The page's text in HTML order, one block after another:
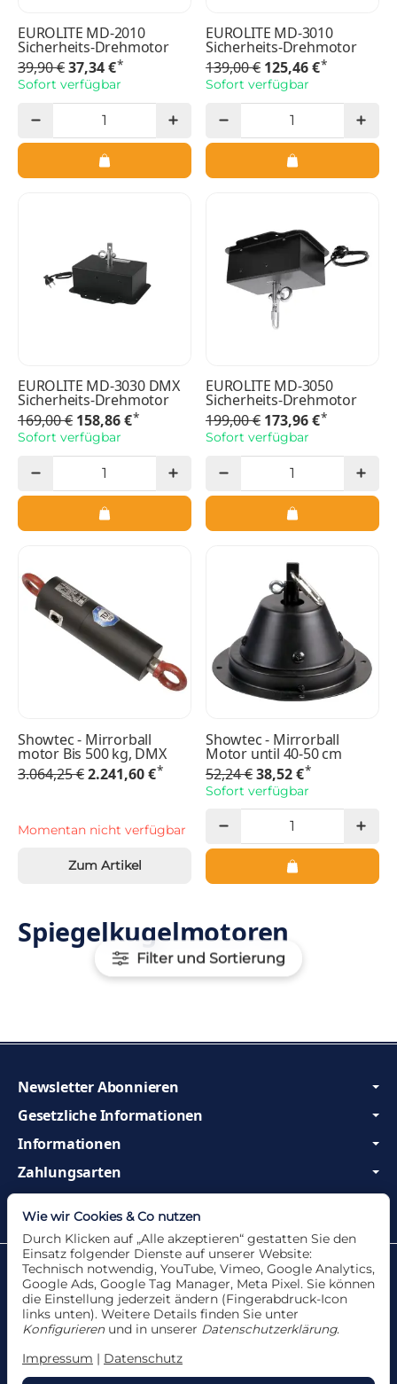
Filter und Sortierung
EUROLITE MD-2010
Sicherheits-Drehmotor
39,90 €37,34 €*
Sofort verfügbar
EUROLITE MD-3010
Sicherheits-Drehmotor
139,00 € 125,46 €*
Sofort verfügbar
EUROLITE MD-3030 DMX
Sicherheits-Drehmotor
169,00 € 158,86 €*
Sofort verfügbar
EUROLITE MD-3050
Sicherheits-Drehmotor
199,00 € 173,96 €*
Sofort verfügbar
Showtec - Mirrorball
motor Bis 500 kg, DMX
3.064,25 €2.241,60 €*
Momentan nicht verfügbar
Zum Artikel
Showtec - Mirrorball
Motor until 40-50 cm
52,24 €38,52 €*
Sofort verfügbar
Spiegelkugelmotoren
Gesetzliche Informationen
Informationen
Zahlungsarten
Wir sind Profis und beraten Sie gerne!
Newsletter Abonnieren
Datenschutzerklärung•Impressum
Wie wir Cookies & Co nutzen
Durch Klicken auf „Alle akzeptieren“ gestatten Sie den
Einsatz folgender Dienste auf unserer Website:
Technisch notwendig, YouTube, Vimeo, Google Analytics,
Google Ads, Google Tag Manager, Meta Pixel. Sie können
die Einstellung jederzeit ändern (Fingerabdruck-Icon
links unten). Weitere Details finden Sie unter
Konfigurieren und in unserer Datenschutzerklärung.
Impressum | Datenschutz